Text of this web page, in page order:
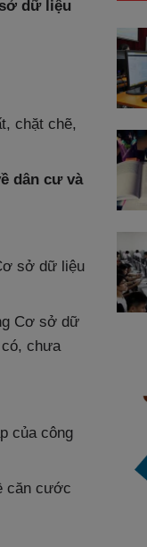
dữ liệu
chặt chẽ,
dân cư và
sở dữ liệu
Cơ sở dữ
chưa
của công
căn cước